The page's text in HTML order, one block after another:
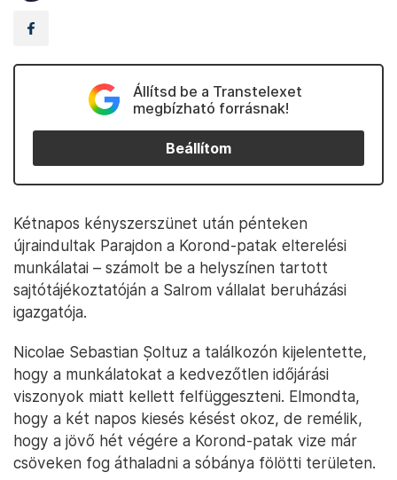
Állítsd be a Transtelexet
megbízható forrásnak!
Beállítom
Kétnapos kényszerszünet után pénteken
újraindultak Parajdon a Korond-patak elterelési
munkálatai – számolt be a helyszínen tartott
sajtótájékoztatóján a Salrom vállalat beruházási
igazgatója.
Nicolae Sebastian Șoltuz a találkozón kijelentette,
hogy a munkálatokat a kedvezőtlen időjárási
viszonyok miatt kellett felfüggeszteni. Elmondta,
hogy a két napos kiesés késést okoz, de remélik,
hogy a jövő hét végére a Korond-patak vize már
csöveken fog áthaladni a sóbánya fölötti területen.